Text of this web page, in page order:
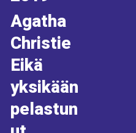
Agatha
Christie
Eikä
yksikään
pelastun